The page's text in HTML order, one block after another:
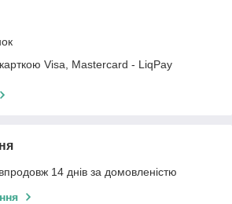
Visa, Mastercard - LiqPay
14 днів за домовленістю